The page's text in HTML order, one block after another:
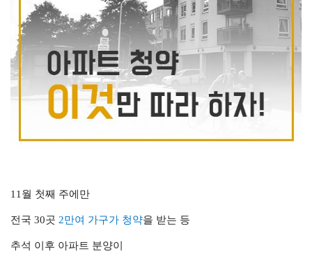
11월 첫째 주에만
전국 30곳 2만여 가구가 청약을 받는 등
추석 이후 아파트 분양이